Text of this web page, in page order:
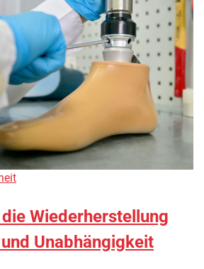
Wiederherstellung
Unabhängigkeit